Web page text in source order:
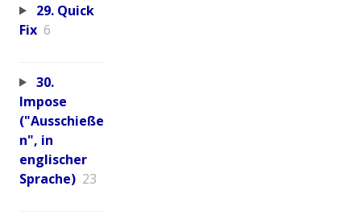
29. Quick
Fix 6
30.
Impose
("Ausschieße
n", in
englischer
Sprache) 23